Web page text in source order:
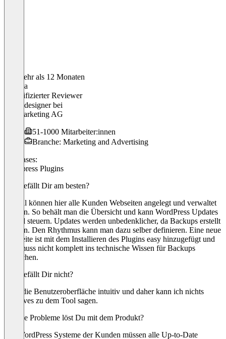
Vor mehr als 12 Monaten
Andrea
Verifizierter Reviewer
Visualdesignerbei
dsa Marketing AG
51-1000 Mitarbeiter:innen
Branche: Marketing and Advertising
Use cases:
Wordpress Plugins
Was gefällt Dir am besten?
Zentral können hier alle Kunden Webseiten angelegt und verwaltet
werden. So behält man die Übersicht und kann WordPress Updates
zentral steuern. Updates werden unbedenklicher, da Backups erstellt
werden. Den Rhythmus kann man dazu selber definieren. Eine neue
Webseite ist mit dem Installieren des Plugins easy hinzugefügt und
man muss nicht komplett ins technische Wissen für Backups
abtauchen.
Was gefällt Dir nicht?
Fand die Benutzeroberfläche intuitiv und daher kann ich nichts
negatives zu dem Tool sagen.
Welche Probleme löst Du mit dem Produkt?
Die WordPress Systeme der Kunden müssen alle Up-to-Date